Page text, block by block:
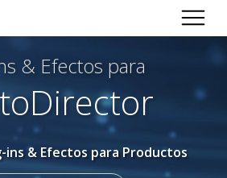
& Efectos para
ins & Efectos para Productos